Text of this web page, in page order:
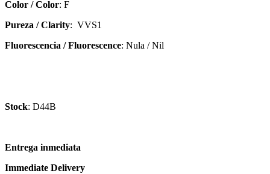
Color / Color: F
Pureza / Clarity: VVS1
Fluorescencia / Fluorescence: Nula / Nil
Stock: D44B
Entrega inmediata
Immediate Delivery